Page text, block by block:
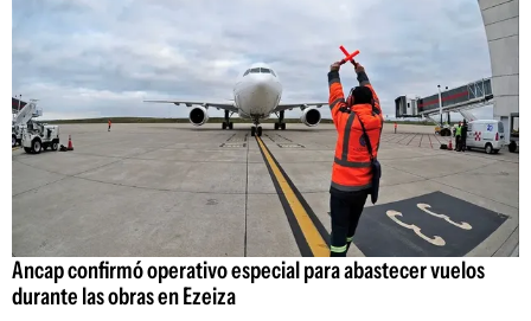
Ancap confirmó operativo especial para abastecer vuelos
durante las obras en Ezeiza